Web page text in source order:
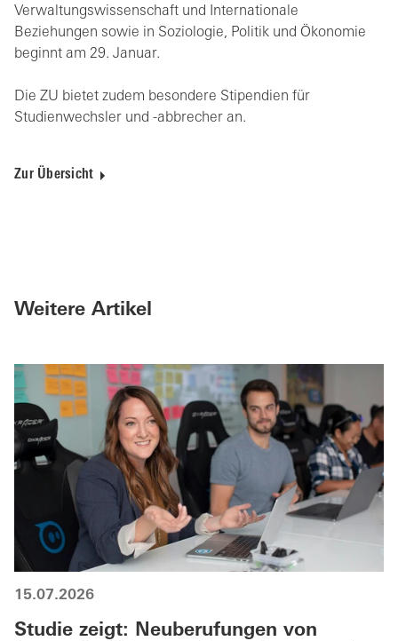
Verwaltungswissenschaft und Internationale
Beziehungen sowie in Soziologie, Politik und Ökonomie
beginnt am 29. Januar.
Die ZU bietet zudem besondere Stipendien für
Studienwechsler und -abbrecher an.
Zur Übersicht
Weitere Artikel
15.07.2026
Studie zeigt: Neuberufungen von